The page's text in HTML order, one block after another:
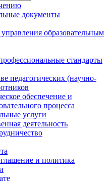
документы
образовательным
стандарты
педагогических (научно-
обеспечение и
процесса
услуги
деятельность
и политика